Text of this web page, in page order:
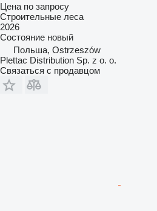
Цена по запросу
Строительные леса
2026
Состояние новый
Польша, Ostrzeszów
Plettac Distribution Sp. z o. o.
Связаться с продавцом